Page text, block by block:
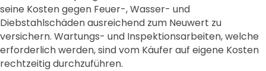
seine Kosten gegen Feuer-, Wasser- und
Diebstahlschäden ausreichend zum Neuwert zu
versichern. Wartungs- und Inspektionsarbeiten, welche
erforderlich werden, sind vom Käufer auf eigene Kosten
rechtzeitig durchzuführen.